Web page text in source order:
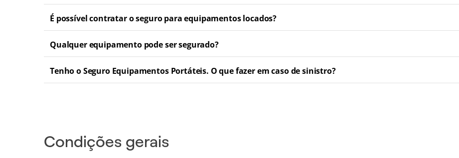
É possível contratar o seguro para equipamentos locados?
Qualquer equipamento pode ser segurado?
Tenho o Seguro Equipamentos Portáteis. O que fazer em caso de sinistro?
Condições gerais